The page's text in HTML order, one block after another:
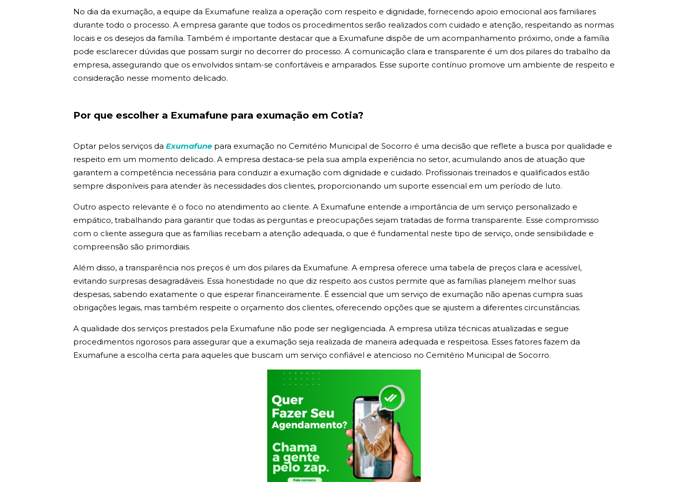
No dia da exumação, a equipe da Exumafune realiza a operação com respeito e dignidade, fornecendo apoio emocional aos familiares
durante todo o processo. A empresa garante que todos os procedimentos serão realizados com cuidado e atenção, respeitando as normas
locais e os desejos da família. Também é importante destacar que a Exumafune dispõe de um acompanhamento próximo, onde a família
pode esclarecer dúvidas que possam surgir no decorrer do processo. A comunicação clara e transparente é um dos pilares do trabalho da
empresa, assegurando que os envolvidos sintam-se confortáveis e amparados. Esse suporte contínuo promove um ambiente de respeito e
consideração nesse momento delicado.
Por que escolher a Exumafune para exumação em Cotia?
Optar pelos serviços da Exumafunepara exumação no Cemitério Municipal de Socorro é uma decisão que reflete a busca por qualidade e
respeito em um momento delicado. A empresa destaca-se pela sua ampla experiência no setor, acumulando anos de atuação que
garantem a competência necessária para conduzir a exumação com dignidade e cuidado. Profissionais treinados e qualificados estão
sempre disponíveis para atender às necessidades dos clientes, proporcionando um suporte essencial em um período de luto.
Outro aspecto relevante é o foco no atendimento ao cliente. A Exumafune entende a importância de um serviço personalizado e
empático, trabalhando para garantir que todas as perguntas e preocupações sejam tratadas de forma transparente. Esse compromisso
com o cliente assegura que as famílias recebam a atenção adequada, o que é fundamental neste tipo de serviço, onde sensibilidade e
compreensão são primordiais.
Além disso, a transparência nos preços é um dos pilares da Exumafune. A empresa oferece uma tabela de preços clara e acessível,
evitando surpresas desagradáveis. Essa honestidade no que diz respeito aos custos permite que as famílias planejem melhor suas
despesas, sabendo exatamente o que esperar financeiramente. É essencial que um serviço de exumação não apenas cumpra suas
obrigações legais, mas também respeite o orçamento dos clientes, oferecendo opções que se ajustem a diferentes circunstâncias.
A qualidade dos serviços prestados pela Exumafune não pode ser negligenciada. A empresa utiliza técnicas atualizadas e segue
procedimentos rigorosos para assegurar que a exumação seja realizada de maneira adequada e respeitosa. Esses fatores fazem da
Exumafune a escolha certa para aqueles que buscam um serviço confiável e atencioso no Cemitério Municipal de Socorro.